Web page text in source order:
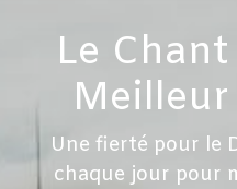
Le
Une fierté pour le
chaque jour pour